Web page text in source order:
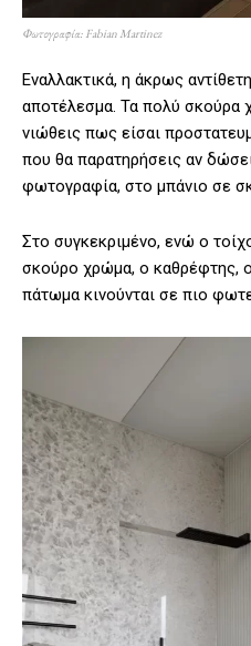
Φωτογραφία: Fabian Martinez
Εναλλακτικά, η άκρως
αποτέλεσμα. Τα πολύ σκούρα
νιώθεις πως είσαι
που θα παρατηρήσεις αν
φωτογραφία, στο μπάνιο σε
Στο συγκεκριμένο, ενώ ο
σκούρο χρώμα, ο καθρέφτης,
πάτωμα κινούνται σε πιο